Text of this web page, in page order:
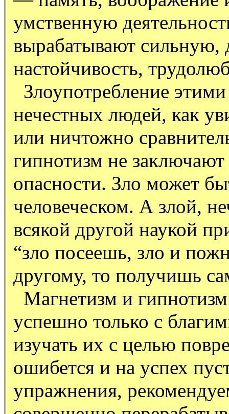
умственную
вырабатывают
настойчивость,
Злоупотребление
нечестных людей, как
или ничтожно
гипнотизм не заключают
опасности. Зло может
человеческом. А злой,
всякой другой наукой
“зло посеешь, зло и
другому, то получишь
Магнетизм и
успешно только с
изучать их с целью
ошибется и на успех
упражнения,